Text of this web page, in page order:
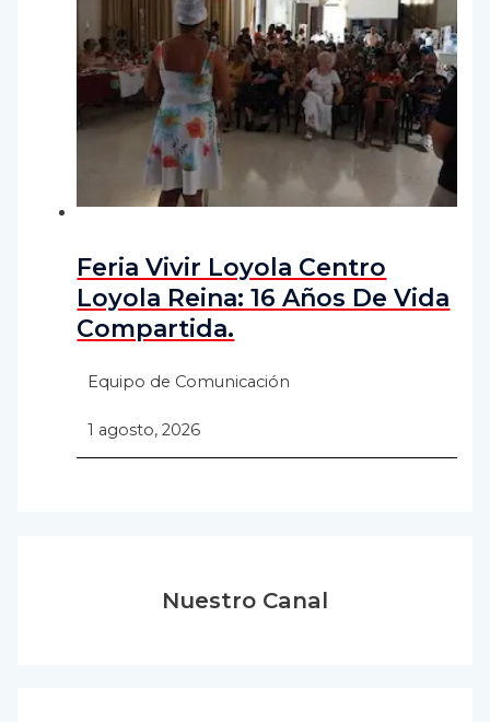
Feria Vivir Loyola Centro
Loyola Reina: 16 Años De Vida
Compartida.
Equipo de Comunicación
1 agosto, 2026
Nuestro Canal